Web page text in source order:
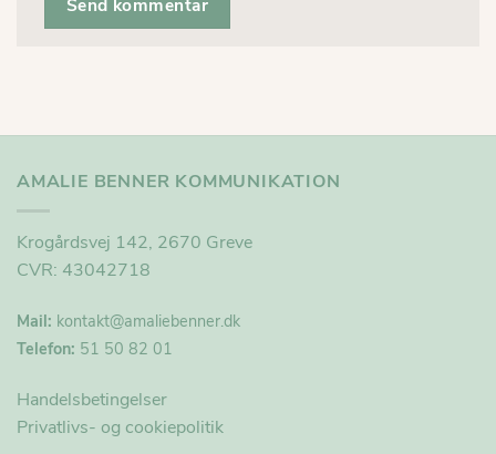
AMALIE BENNER KOMMUNIKATION
Krogårdsvej 142, 2670 Greve
CVR: 43042718
Mail: kontakt@amaliebenner.dk
Telefon: 51 50 82 01
Handelsbetingelser
Privatlivs- og cookiepolitik